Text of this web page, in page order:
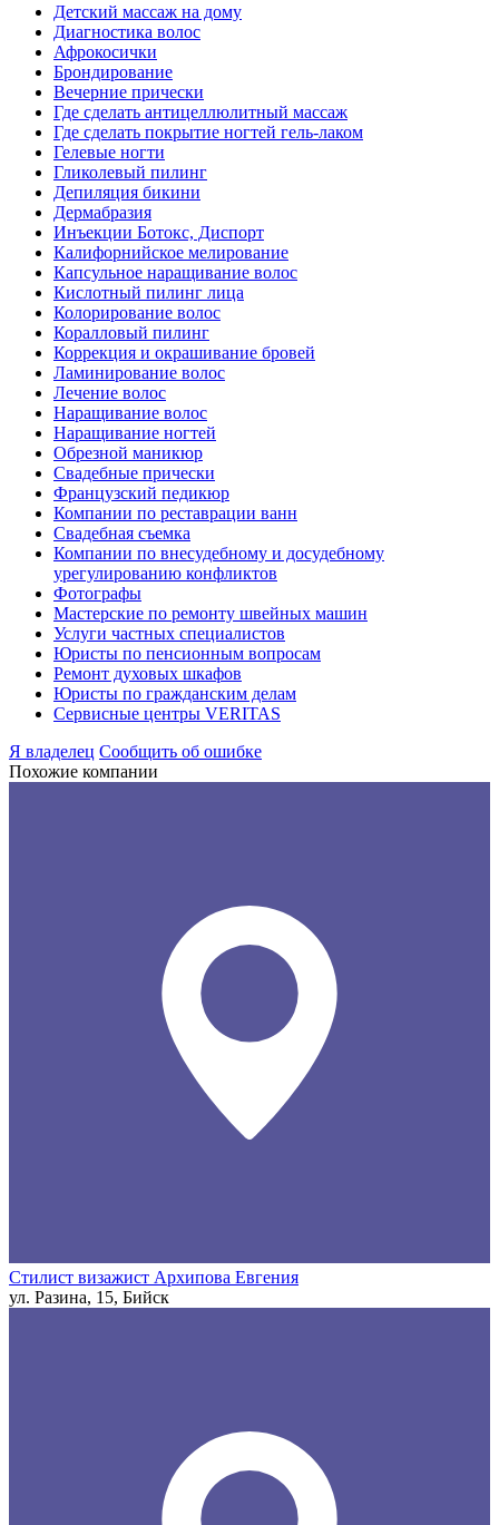
Детский массаж на дому
Диагностика волос
Афрокосички
Брондирование
Вечерние прически
Где сделать антицеллюлитный массаж
Где сделать покрытие ногтей гель-лаком
Гелевые ногти
Гликолевый пилинг
Депиляция бикини
Дермабразия
Инъекции Ботокс, Диспорт
Калифорнийское мелирование
Капсульное наращивание волос
Кислотный пилинг лица
Колорирование волос
Коралловый пилинг
Коррекция и окрашивание бровей
Ламинирование волос
Лечение волос
Наращивание волос
Наращивание ногтей
Обрезной маникюр
Свадебные прически
Французский педикюр
Компании по реставрации ванн
Свадебная съемка
Компании по внесудебному и досудебному
урегулированию конфликтов
Фотографы
Мастерские по ремонту швейных машин
Услуги частных специалистов
Юристы по пенсионным вопросам
Ремонт духовых шкафов
Юристы по гражданским делам
Сервисные центры VERITAS
Я владелец Сообщить об ошибке
Похожие компании
Стилист визажист Архипова Евгения
ул. Разина, 15, Бийск